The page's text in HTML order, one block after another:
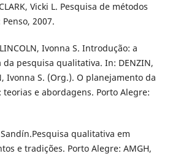
Vicki L. Pesquisa de métodos
2007.
Ivonna S. Introdução: a
pesquisa qualitativa. In: DENZIN,
Ivonna S. (Org.). O planejamento da
e abordagens. Porto Alegre:
Sandín.Pesquisa qualitativa em
e tradições. Porto Alegre: AMGH,